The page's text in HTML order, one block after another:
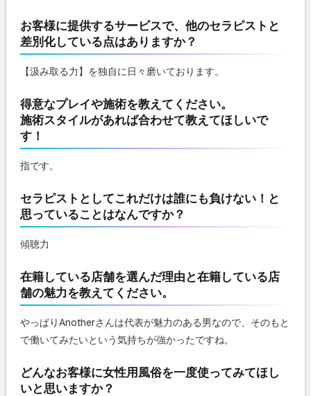
お客様に提供するサービスで、他のセラピストと
差別化している点はありますか？
【汲み取る力】を独自に日々磨いております。
得意なプレイや施術を教えてください。
施術スタイルがあれば合わせて教えてほしいで
す！
指です。
セラピストとしてこれだけは誰にも負けない！と
思っていることはなんですか？
傾聴力
在籍している店舗を選んだ理由と在籍している店
舗の魅力を教えてください。
やっぱりAnotherさんは代表が魅力のある男なので、そのもと
で働いてみたいという気持ちが強かったですね。
どんなお客様に女性用風俗を一度使ってみてほし
いと思いますか？